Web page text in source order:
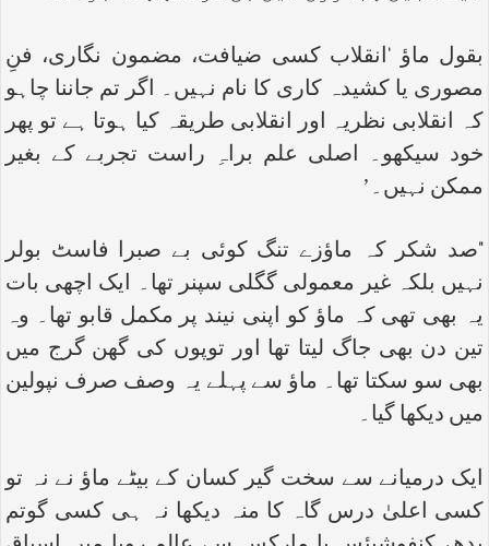
بقول ماؤ ‘انقلاب کسی ضیافت، مضمون نگاری، فنِ
مصوری یا کشیدہ کاری کا نام نہیں۔ اگر تم جاننا چاہو
کہ انقلابی نظریہ اور انقلابی طریقہ کیا ہوتا ہے تو پھر
خود سیکھو۔ اصلی علم براہِ راست تجربے کے بغیر
ممکن نہیں۔’
"صد شکر کہ ماؤزے تنگ کوئی بے صبرا فاسٹ بولر
نہیں بلکہ غیر معمولی گگلی سپنر تھا۔ ایک اچھی بات
یہ بھی تھی کہ ماؤ کو اپنی نیند پر مکمل قابو تھا۔ وہ
تین دن بھی جاگ لیتا تھا اور توپوں کی گھن گرج میں
بھی سو سکتا تھا۔ ماؤ سے پہلے یہ وصف صرف نپولین
میں دیکھا گیا۔
ایک درمیانے سے سخت گیر کسان کے بیٹے ماؤ نے نہ تو
کسی اعلیٰ درس گاہ کا منہ دیکھا نہ ہی کسی گوتم